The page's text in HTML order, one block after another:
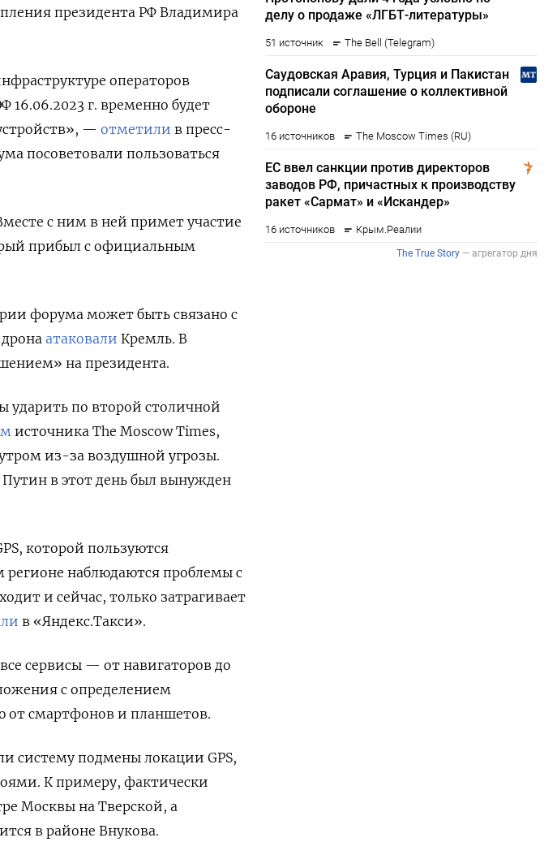
президента РФ Владимира
операторов
г. временно будет
— отметили в пресс-
посоветовали пользоваться
с ним в ней примет участие
прибыл с официальным
форума может быть связано с
атаковали Кремль. В
на президента.
ударить по второй столичной
источника The Moscow Times,
из-за воздушной угрозы.
Путин в этот день был вынужден
которой пользуются
регионе наблюдаются проблемы с
и сейчас, только затрагивает
в «Яндекс.Такси».
сервисы — от навигаторов до
с определением
смартфонов и планшетов.
систему подмены локации GPS,
К примеру, фактически
Москвы на Тверской, а
в районе Внукова.